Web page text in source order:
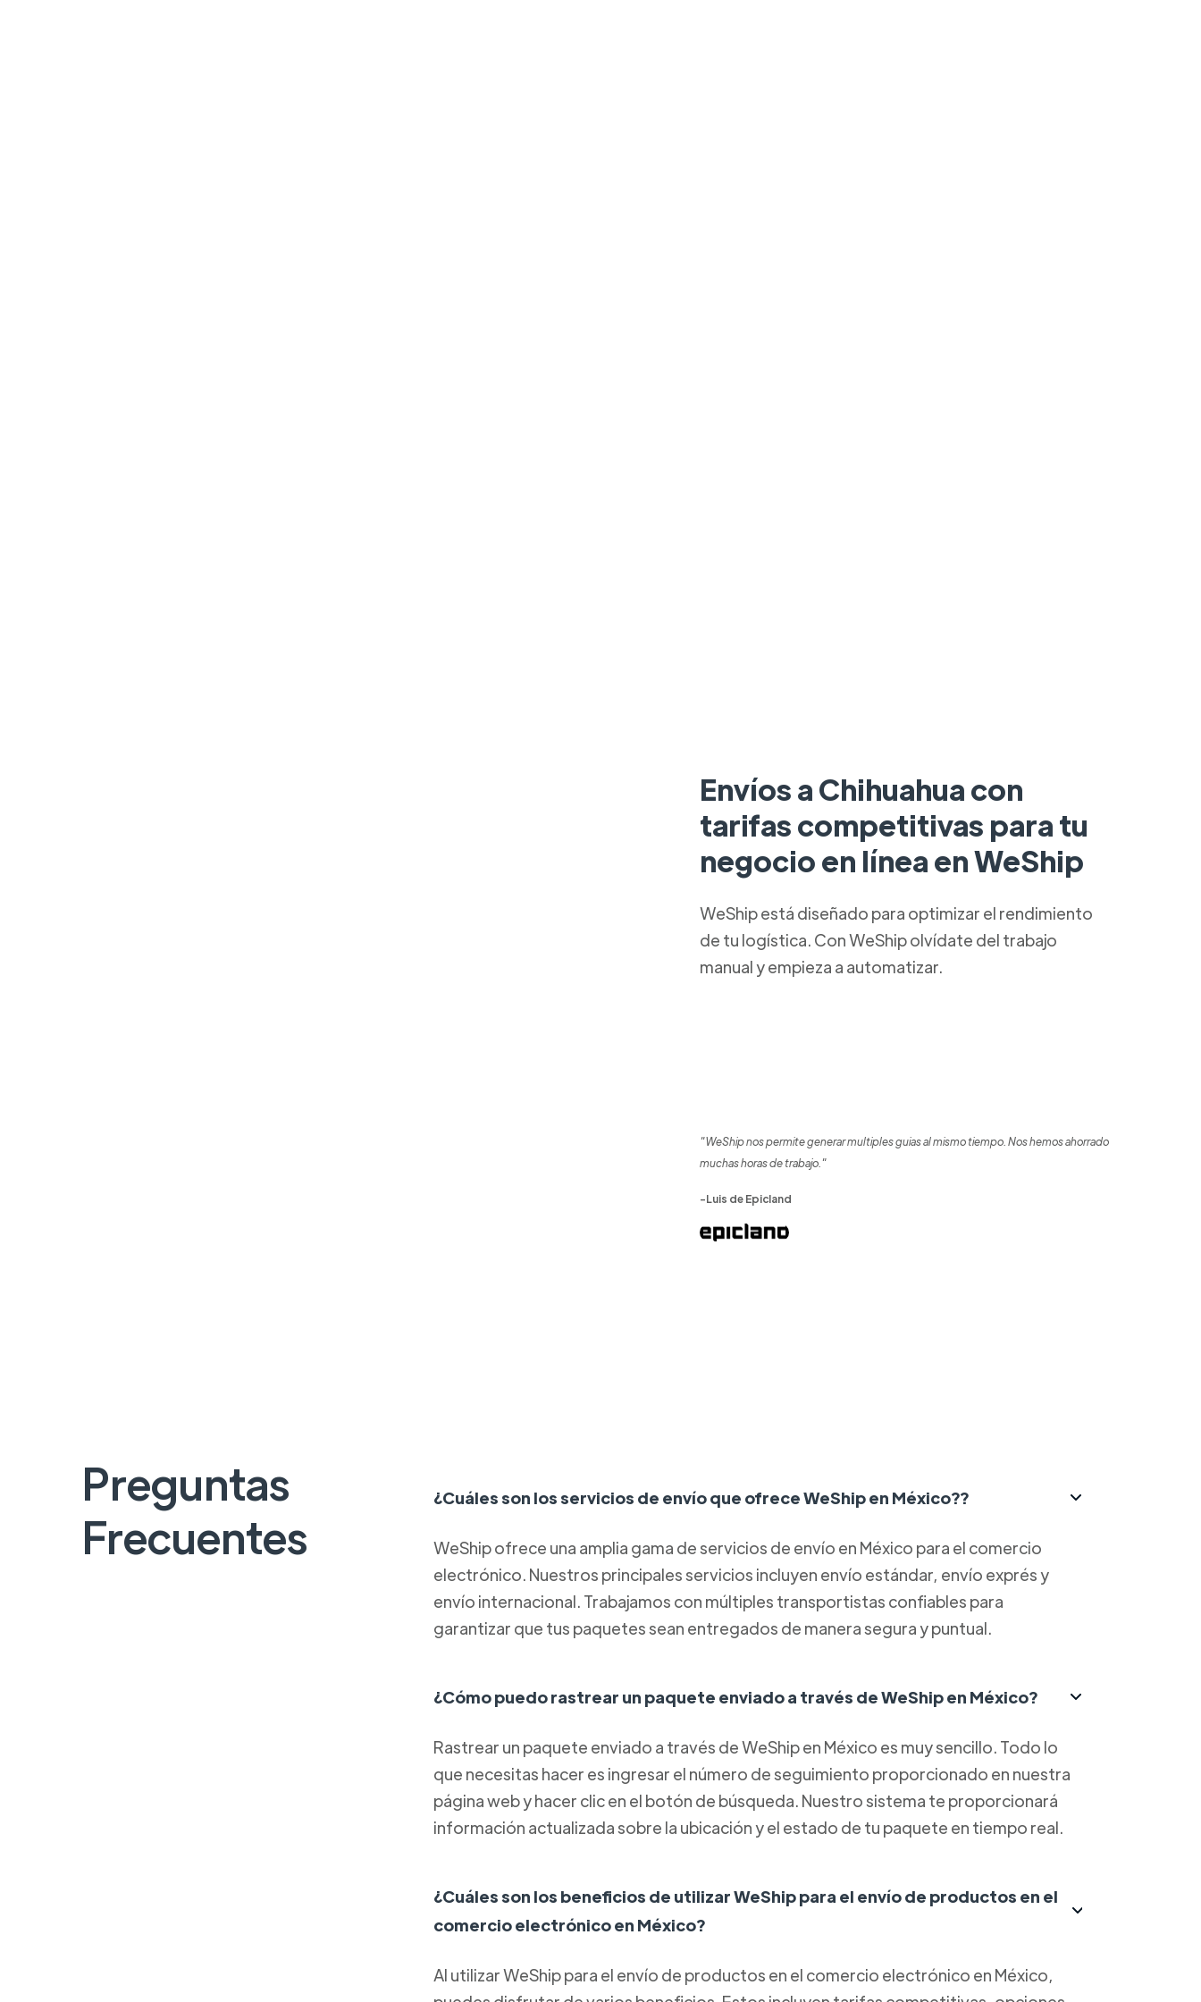
Envíos a Chihuahua con
tarifas competitivas para tu
negocio en línea en WeShip
WeShip está diseñado para optimizar el rendimiento
de tu logística. Con WeShip olvídate del trabajo
manual y empieza a automatizar.
"WeShip nos permite generar multiples guias al mismo tiempo. Nos hemos ahorrado
muchas horas de trabajo."
-Luis de Epicland
Preguntas
Frecuentes
¿Cuáles son los servicios de envío que ofrece WeShip en México??
WeShip ofrece una amplia gama de servicios de envío en México para el comercio
electrónico. Nuestros principales servicios incluyen envío estándar, envío exprés y
envío internacional. Trabajamos con múltiples transportistas confiables para
garantizar que tus paquetes sean entregados de manera segura y puntual.
¿Cómo puedo rastrear un paquete enviado a través de WeShip en México?
Rastrear un paquete enviado a través de WeShip en México es muy sencillo. Todo lo
que necesitas hacer es ingresar el número de seguimiento proporcionado en nuestra
página web y hacer clic en el botón de búsqueda. Nuestro sistema te proporcionará
información actualizada sobre la ubicación y el estado de tu paquete en tiempo real.
¿Cuáles son los beneficios de utilizar WeShip para el envío de productos en el
comercio electrónico en México?
Al utilizar WeShip para el envío de productos en el comercio electrónico en México,